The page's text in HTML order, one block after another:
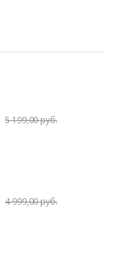
5 199,00 руб.
4 999,00 руб.